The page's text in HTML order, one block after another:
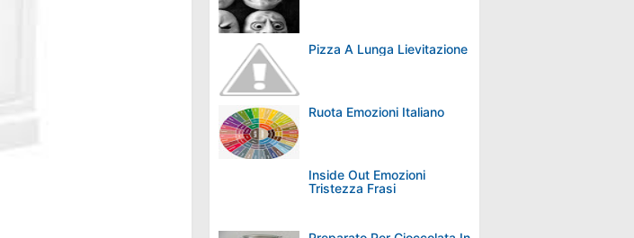
Pizza A Lunga Lievitazione
Ruota Emozioni Italiano
Inside Out Emozioni
Tristezza Frasi